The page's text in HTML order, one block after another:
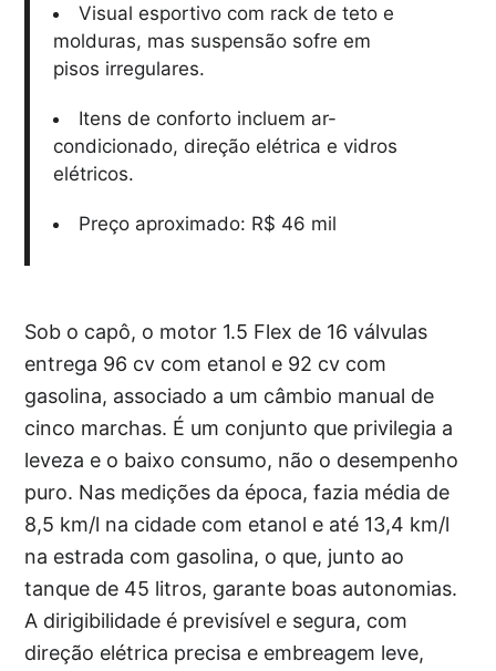
Visual esportivo com rack de teto e
molduras, mas suspensão sofre em
pisos irregulares.
Itens de conforto incluem ar-
condicionado, direção elétrica e vidros
elétricos.
Preço aproximado: R$ 46 mil
Sob o capô, o motor 1.5 Flex de 16 válvulas
entrega 96 cv com etanol e 92 cv com
gasolina, associado a um câmbio manual de
cinco marchas. É um conjunto que privilegia a
leveza e o baixo consumo, não o desempenho
puro. Nas medições da época, fazia média de
8,5 km/l na cidade com etanol e até 13,4 km/l
na estrada com gasolina, o que, junto ao
tanque de 45 litros, garante boas autonomias.
A dirigibilidade é previsível e segura, com
direção elétrica precisa e embreagem leve,